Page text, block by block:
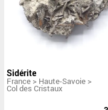
Sidérite
France > Haute-Savoie >
Col des Cristaux